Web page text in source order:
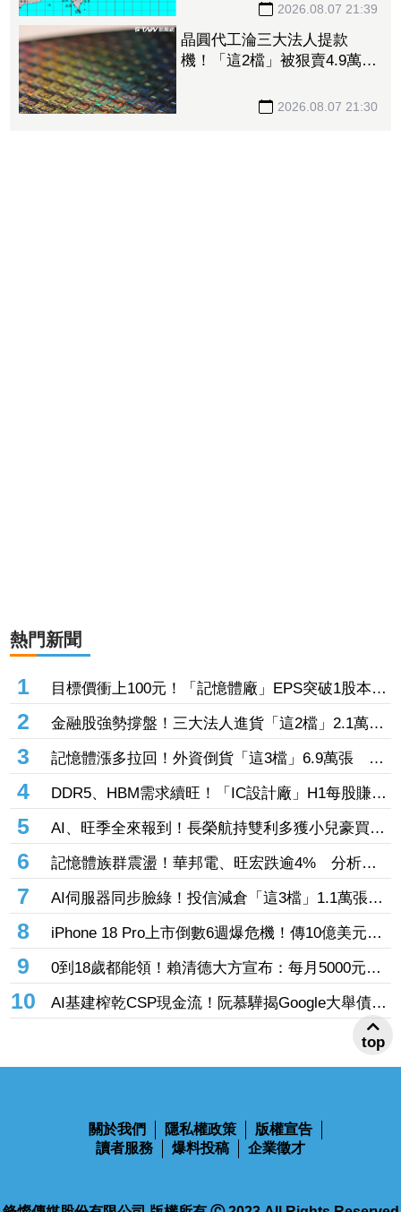
2026.08.07 21:39
晶圓代工淪三大法人提款
機！「這2檔」被狠賣4.9萬
2026.08.07 21:30
熱門新聞
1
目標價衝上100元！「記憶體廠」EPS突破1股本
DRAM大漲45%＋合作美光獲利迎轉機
2
金融股強勢撐盤！三大法人進貨「這2檔」2.1萬
張 投8.54億元連12日進場三商壽
3
記憶體漲多拉回！外資倒貨「這3檔」6.9萬張 連
賣華邦電2天捲102億元
4
DDR5、HBM需求續旺！「IC設計廠」H1每股賺
9.13元 董座：搶晶圓產能比毛利率更重要
5
AI、旺季全來報到！長榮航持雙利多獲小兒豪買逾
53萬張成寵兒 「這檔」前7月營收狂超去年全年
也獲青睞
6
記憶體族群震盪！華邦電、旺宏跌逾4% 分析師
點名「這2檔」多頭：布局看技術面
7
AI伺服器同步臉綠！投信減倉「這3檔」1.1萬張
投信連砍緯創2刀帶走18.96億元
8
iPhone 18 Pro上市倒數6週爆危機！傳10億美元晶
片卡封裝「躺在廠房」 恐面臨庫存不足
9
0到18歲都能領！賴清德大方宣布：每月5000元成
長津貼 婚、產假全面加碼
10
AI基建榨乾CSP現金流！阮慕驊揭Google大舉債衝
擊
關於我們 隱私權政策
版權宣告
讀者服務
爆料投稿 企業徵才
top